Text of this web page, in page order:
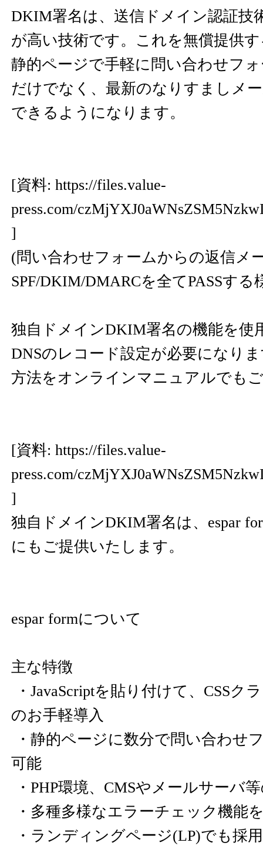
DKIM署名は、送信ドメイン認証技
が高い技術です。これを無償提供
静的ページで手軽に問い合わせフ
だけでなく、最新のなりすましメ
できるようになります。
[資料: https://files.value-
press.com/
]
(問い合わせフォームからの返信メ
SPF/DKIM/DMARCを全てPASSする
独自ドメインDKIM署名の機能を使
DNSのレコード設定が必要になり
方法をオンラインマニュアルでも
[資料: https://files.value-
press.com/
]
独自ドメインDKIM署名は、espar
にもご提供いたします。
espar formについて
主な特徴
・JavaScriptを貼り付けて、CSSク
のお手軽導入
・静的ページに数分で問い合わせ
可能
・PHP環境、CMSやメールサーバ
・多種多様なエラーチェック機能
・ランディングページ(LP)でも採